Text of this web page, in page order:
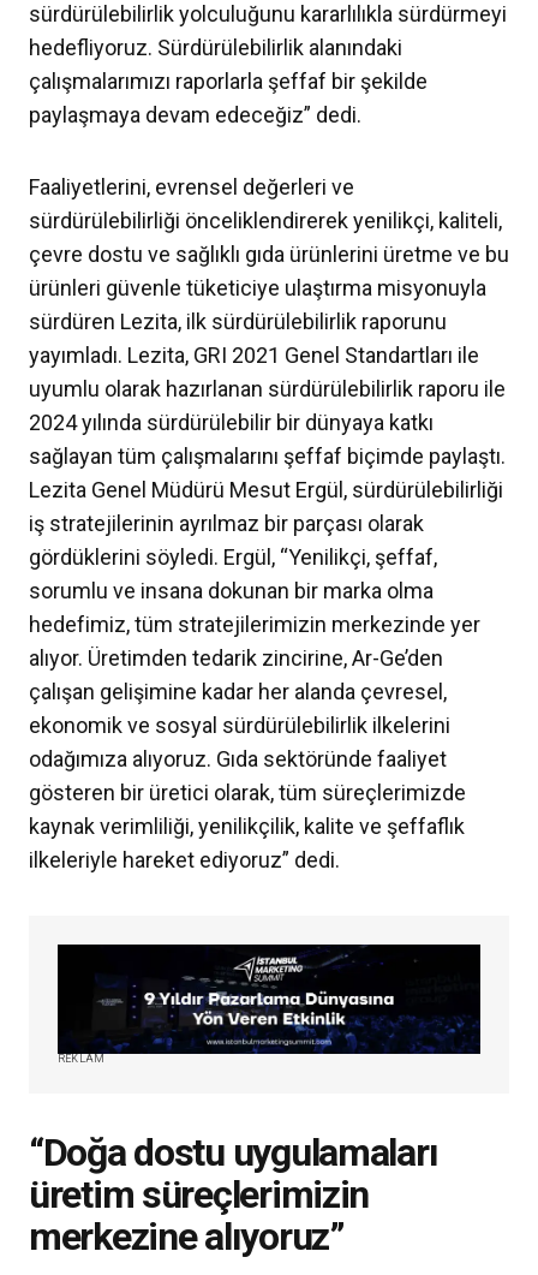
sürdürülebilirlik yolculuğunu kararlılıkla sürdürmeyi
hedefliyoruz. Sürdürülebilirlik alanındaki
çalışmalarımızı raporlarla şeffaf bir şekilde
paylaşmaya devam edeceğiz” dedi.
Faaliyetlerini, evrensel değerleri ve
sürdürülebilirliği önceliklendirerek yenilikçi, kaliteli,
çevre dostu ve sağlıklı gıda ürünlerini üretme ve bu
ürünleri güvenle tüketiciye ulaştırma misyonuyla
sürdüren Lezita, ilk sürdürülebilirlik raporunu
yayımladı. Lezita, GRI 2021 Genel Standartları ile
uyumlu olarak hazırlanan sürdürülebilirlik raporu ile
2024 yılında sürdürülebilir bir dünyaya katkı
sağlayan tüm çalışmalarını şeffaf biçimde paylaştı.
Lezita Genel Müdürü Mesut Ergül, sürdürülebilirliği
iş stratejilerinin ayrılmaz bir parçası olarak
gördüklerini söyledi. Ergül, “Yenilikçi, şeffaf,
sorumlu ve insana dokunan bir marka olma
hedefimiz, tüm stratejilerimizin merkezinde yer
alıyor. Üretimden tedarik zincirine, Ar-Ge’den
çalışan gelişimine kadar her alanda çevresel,
ekonomik ve sosyal sürdürülebilirlik ilkelerini
odağımıza alıyoruz. Gıda sektöründe faaliyet
gösteren bir üretici olarak, tüm süreçlerimizde
kaynak verimliliği, yenilikçilik, kalite ve şeffaflık
ilkeleriyle hareket ediyoruz” dedi.
REKLAM
“Doğa dostu uygulamaları
üretim süreçlerimizin
merkezine alıyoruz”